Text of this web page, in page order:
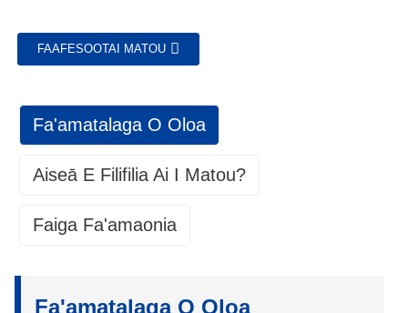
FAAFESOOTAI MATOU
Fa'amatalaga O Oloa
Aiseā E Filifilia Ai I Matou?
Faiga Fa'amaonia
Fa'amatalaga O Oloa
ma faʻamatalaga mo oloa.
I le avea ai o se Falegaosi Mea Fa'apitoa (OEM), matou te fa'amaonia a